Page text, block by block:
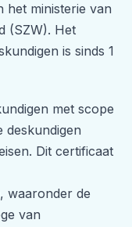
het ministerie van
(SZW). Het
is sinds 1
met scope
deskundigen
Dit certificaat
waaronder de
van